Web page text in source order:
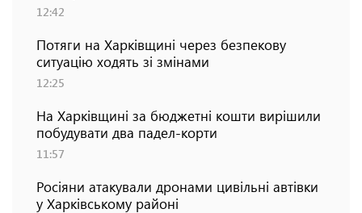
12:42
Потяги на Харківщині через безпекову
ситуацію ходять зі змінами
12:25
На Харківщині за бюджетні кошти вирішили
побудувати два падел-корти
11:57
Росіяни атакували дронами цивільні автівки
у Харківському районі